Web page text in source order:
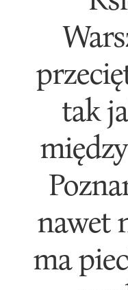
tak
nawet
ma